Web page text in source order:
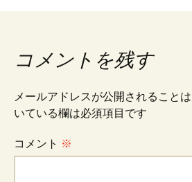
ナ
ビ
ゲ
ー
コメントを残す
メールアドレスが公開されることは
いている欄は必須項目です
コメント ※